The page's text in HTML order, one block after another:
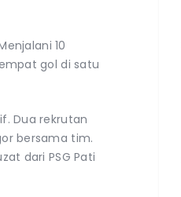
10
gol di satu
Dua rekrutan
bersama tim.
dari PSG Pati